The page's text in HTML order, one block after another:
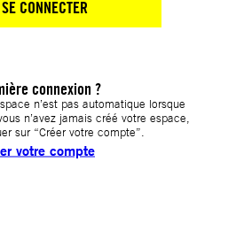
SE CONNECTER
connexion ?
n’est pas automatique lorsque
n’avez jamais créé votre espace,
sur “Créer votre compte”.
votre compte